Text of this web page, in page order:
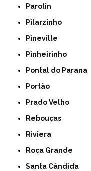
Parolin
Pilarzinho
Pineville
Pinheirinho
Pontal do Parana
Portão
Prado Velho
Rebouças
Riviera
Roça Grande
Santa Cândida